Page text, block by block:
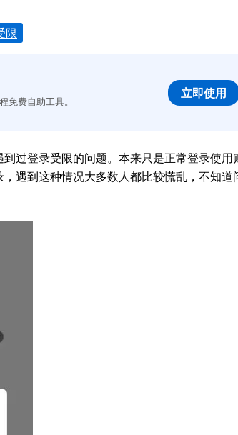
限
免费自助工具。
立即使用
过登录受限的问题。本来只是正常登录使用
遇到这种情况大多数人都比较慌乱，不知道